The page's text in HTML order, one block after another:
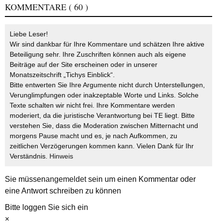
KOMMENTARE ( 60 )
Liebe Leser!
Wir sind dankbar für Ihre Kommentare und schätzen Ihre aktive
Beteiligung sehr. Ihre Zuschriften können auch als eigene
Beiträge auf der Site erscheinen oder in unserer
Monatszeitschrift „Tichys Einblick“.
Bitte entwerten Sie Ihre Argumente nicht durch Unterstellungen,
Verunglimpfungen oder inakzeptable Worte und Links. Solche
Texte schalten wir nicht frei. Ihre Kommentare werden
moderiert, da die juristische Verantwortung bei TE liegt. Bitte
verstehen Sie, dass die Moderation zwischen Mitternacht und
morgens Pause macht und es, je nach Aufkommen, zu
zeitlichen Verzögerungen kommen kann. Vielen Dank für Ihr
Verständnis. Hinweis
Sie müssenangemeldetsein um einen Kommentar oder
eine Antwort schreiben zu können
Bitte loggen Sie sich ein
×